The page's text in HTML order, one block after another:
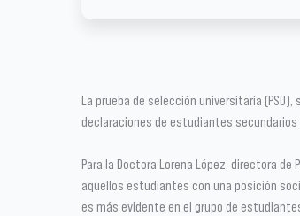
La prueba de selección universitaria
declaraciones de estudiantes secundarios
Para la Doctora Lorena López, directora
aquellos estudiantes con una posición
es más evidente en el grupo de